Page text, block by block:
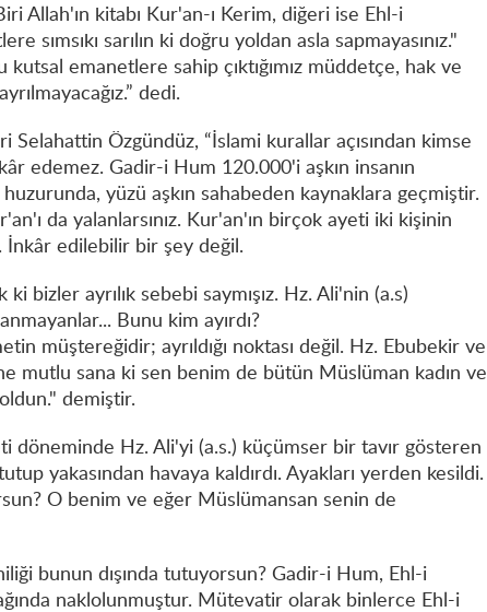
Allah'ın kitabı Kur'an-ı Kerim, diğeri ise Ehl-i
sımsıkı sarılın ki doğru yoldan asla sapmayasınız."
kutsal emanetlere sahip çıktığımız müddetçe, hak ve
dedi.
Selahattin Özgündüz, “İslami kurallar açısından kimse
edemez. Gadir-i Hum 120.000'i aşkın insanın
yüzü aşkın sahabeden kaynaklara geçmiştir.
da yalanlarsınız. Kur'an'ın birçok ayeti iki kişinin
İnkâr edilebilir bir şey değil.
bizler ayrılık sebebi saymışız. Hz. Ali'nin (a.s)
Bunu kim ayırdı?
müştereğidir; ayrıldığı noktası değil. Hz. Ebubekir ve
mutlu sana ki sen benim de bütün Müslüman kadın ve
demiştir.
döneminde Hz. Ali'yi (a.s.) küçümser bir tavır gösteren
yakasından havaya kaldırdı. Ayakları yerden kesildi.
O benim ve eğer Müslümansan senin de
bunun dışında tutuyorsun? Gadir-i Hum, Ehl-i
naklolunmuştur. Mütevatir olarak binlerce Ehl-i